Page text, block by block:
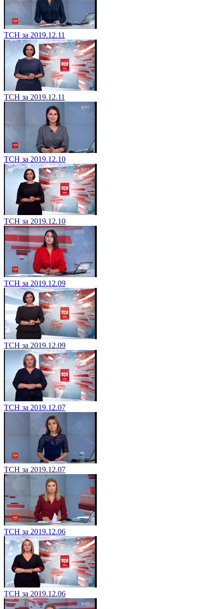
ТСН за 2019.12.11
ТСН за 2019.12.11
ТСН за 2019.12.10
ТСН за 2019.12.10
ТСН за 2019.12.09
ТСН за 2019.12.09
ТСН за 2019.12.07
ТСН за 2019.12.07
ТСН за 2019.12.06
ТСН за 2019.12.06